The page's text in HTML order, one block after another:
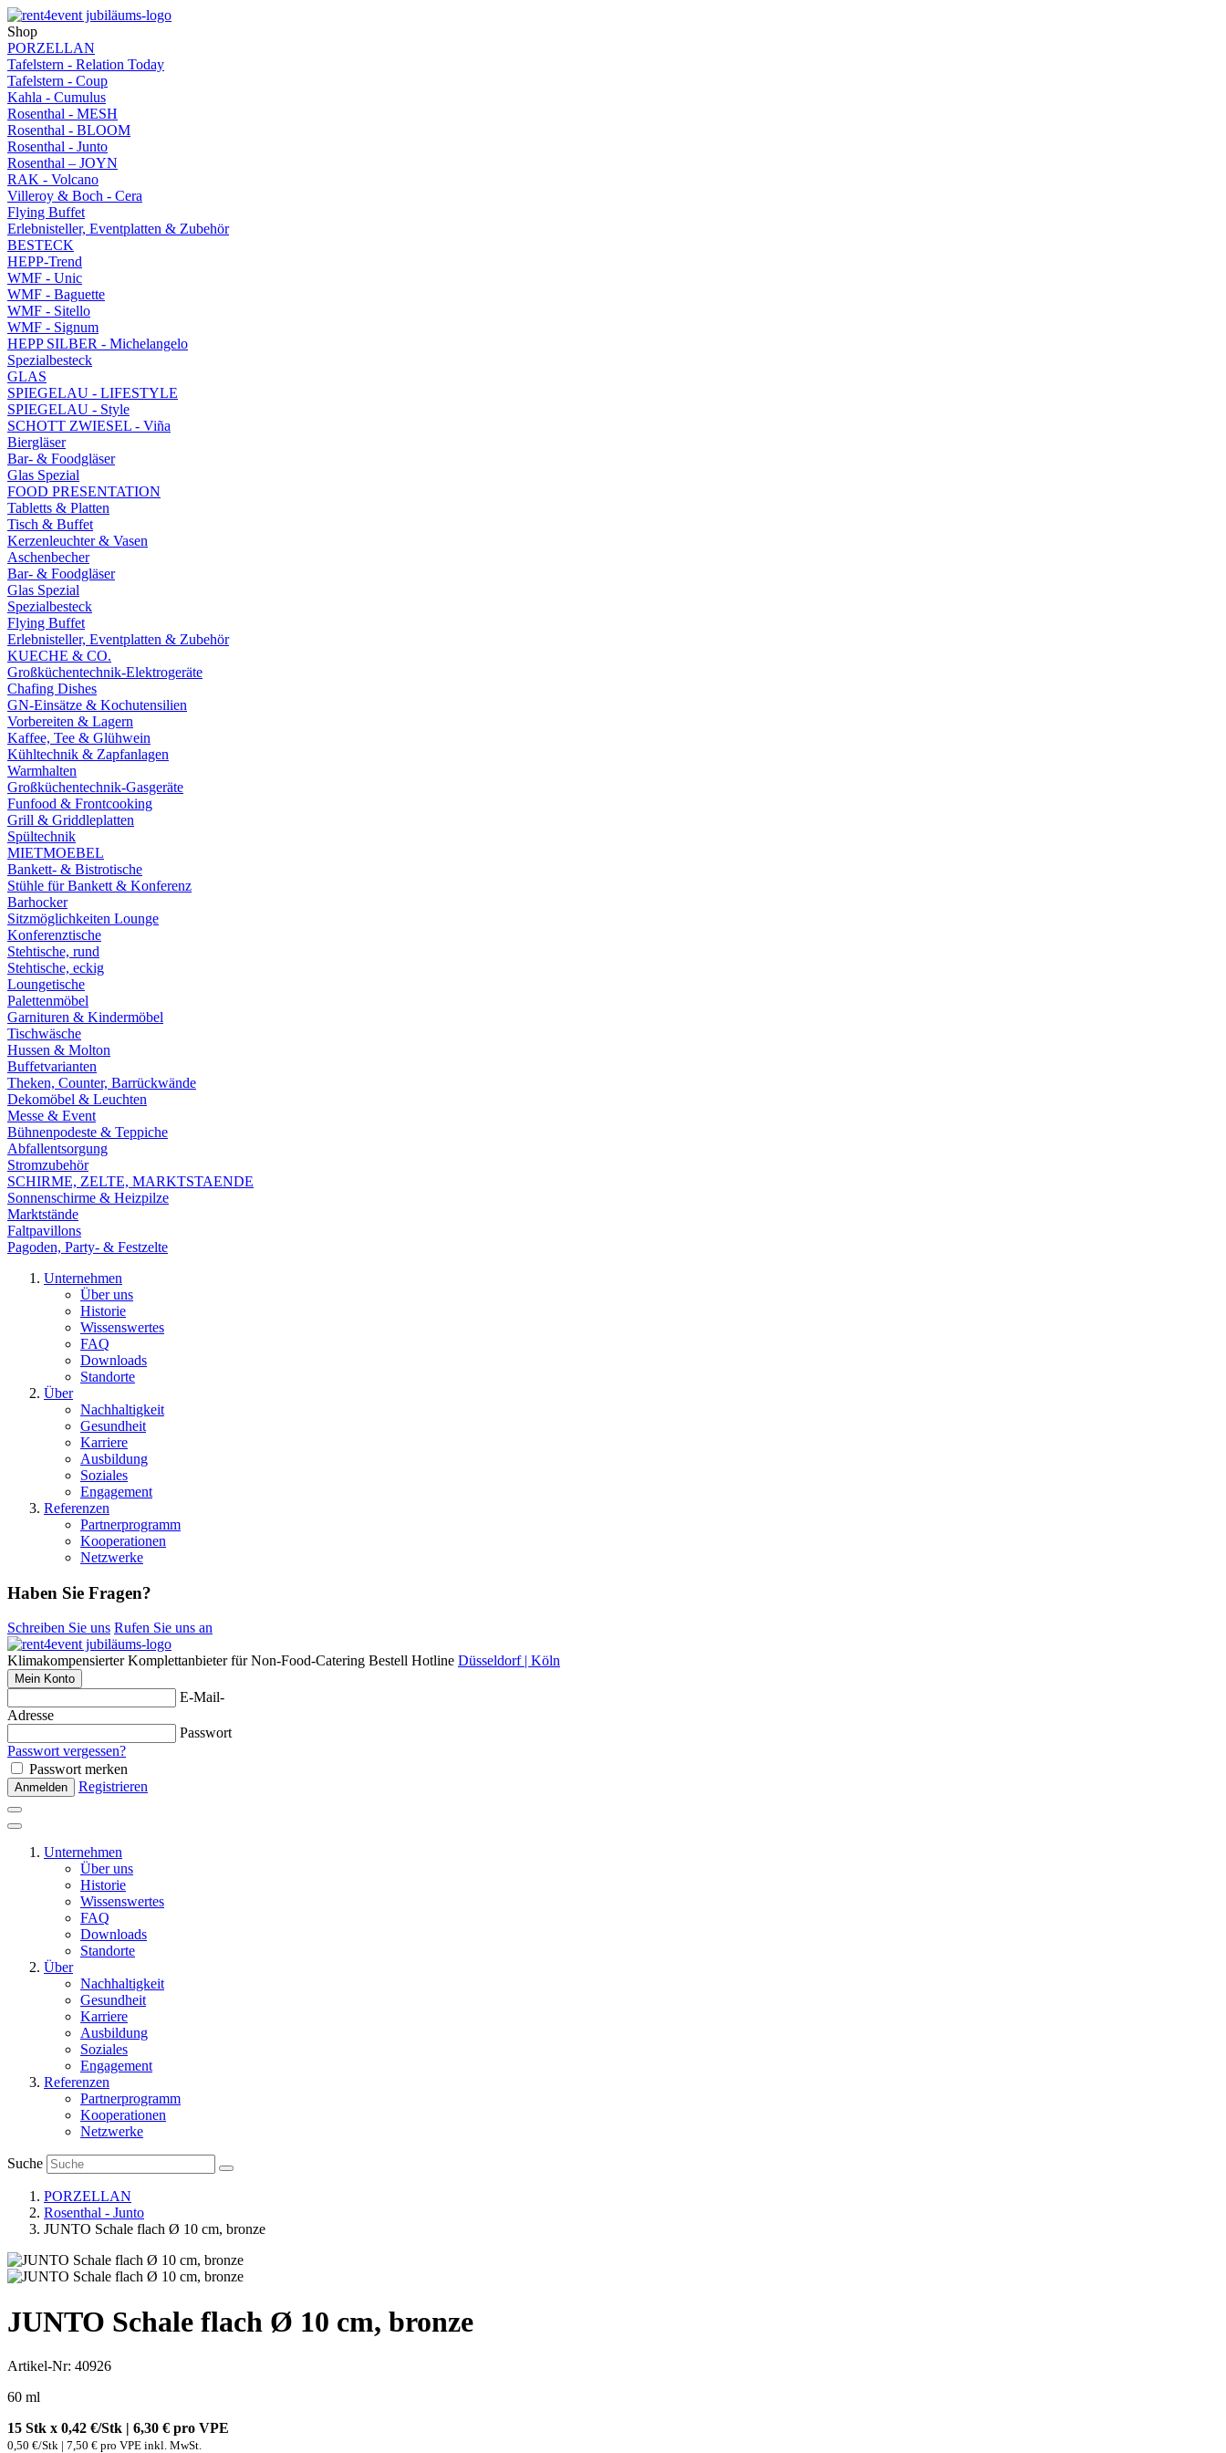
Shop
PORZELLAN
Tafelstern - Relation Today
Tafelstern - Coup
Kahla - Cumulus
Rosenthal - MESH
Rosenthal - BLOOM
Rosenthal - Junto
Rosenthal – JOYN
RAK - Volcano
Villeroy & Boch - Cera
Flying Buffet
Erlebnisteller, Eventplatten & Zubehör
BESTECK
HEPP-Trend
WMF - Unic
WMF - Baguette
WMF - Sitello
WMF - Signum
HEPP SILBER - Michelangelo
Spezialbesteck
GLAS
SPIEGELAU - LIFESTYLE
SPIEGELAU - Style
SCHOTT ZWIESEL - Viña
Biergläser
Bar- & Foodgläser
Glas Spezial
FOOD PRESENTATION
Tabletts & Platten
Tisch & Buffet
Kerzenleuchter & Vasen
Aschenbecher
Bar- & Foodgläser
Glas Spezial
Spezialbesteck
Flying Buffet
Erlebnisteller, Eventplatten & Zubehör
KUECHE & CO.
Großküchentechnik-Elektrogeräte
Chafing Dishes
GN-Einsätze & Kochutensilien
Vorbereiten & Lagern
Kaffee, Tee & Glühwein
Kühltechnik & Zapfanlagen
Warmhalten
Großküchentechnik-Gasgeräte
Funfood & Frontcooking
Grill & Griddleplatten
Spültechnik
MIETMOEBEL
Bankett- & Bistrotische
Stühle für Bankett & Konferenz
Barhocker
Sitzmöglichkeiten Lounge
Konferenztische
Stehtische, rund
Stehtische, eckig
Loungetische
Palettenmöbel
Garnituren & Kindermöbel
Tischwäsche
Hussen & Molton
Buffetvarianten
Theken, Counter, Barrückwände
Dekomöbel & Leuchten
Messe & Event
Bühnenpodeste & Teppiche
Abfallentsorgung
Stromzubehör
SCHIRME, ZELTE, MARKTSTAENDE
Sonnenschirme & Heizpilze
Marktstände
Faltpavillons
Pagoden, Party- & Festzelte
Unternehmen
Über uns
Historie
Wissenswertes
FAQ
Downloads
Standorte
Über
Nachhaltigkeit
Gesundheit
Karriere
Ausbildung
Soziales
Engagement
Referenzen
Partnerprogramm
Kooperationen
Netzwerke
Haben Sie Fragen?
Schreiben Sie uns Rufen Sie uns an
Klimakompensierter Komplettanbieter für Non-Food-Catering Bestell Hotline Düsseldorf | Köln
Mein Konto
E-Mail-
Adresse
Passwort
Passwort vergessen?
Passwort merken
Anmelden Registrieren
Unternehmen
Über uns
Historie
Wissenswertes
FAQ
Downloads
Standorte
Über
Nachhaltigkeit
Gesundheit
Karriere
Ausbildung
Soziales
Engagement
Referenzen
Partnerprogramm
Kooperationen
Netzwerke
Suche
PORZELLAN
Rosenthal - Junto
JUNTO Schale flach Ø 10 cm, bronze
JUNTO Schale flach Ø 10 cm, bronze
Artikel-Nr: 40926
60 ml
15 Stk x 0,42 €/Stk | 6,30 € pro VPE
0,50 €/Stk | 7,50 € pro VPE inkl. MwSt.